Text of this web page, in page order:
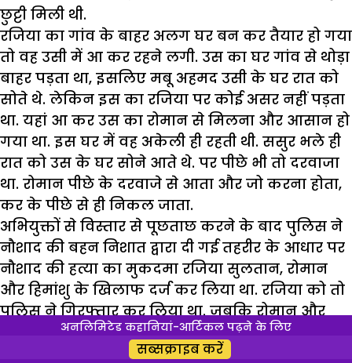
छुट्टी मिली थी.
रजिया का गांव के बाहर अलग घर बन कर तैयार हो गया
तो वह उसी में आ कर रहने लगी. उस का घर गांव से थोड़ा
बाहर पड़ता था, इसलिए मबू अहमद उसी के घर रात को
सोते थे. लेकिन इस का रजिया पर कोई असर नहीं पड़ता
था. यहां आ कर उस का रोमान से मिलना और आसान हो
गया था. इस घर में वह अकेली ही रहती थी. ससुर भले ही
रात को उस के घर सोने आते थे. पर पीछे भी तो दरवाजा
था. रोमान पीछे के दरवाजे से आता और जो करना होता,
कर के पीछे से ही निकल जाता.
अभियुक्तों से विस्तार से पूछताछ करने के बाद पुलिस ने
नौशाद की बहन निशात द्वारा दी गई तहरीर के आधार पर
नौशाद की हत्या का मुकदमा रजिया सुलतान, रोमान
और हिमांशु के खिलाफ दर्ज कर लिया था. रजिया को तो
पुलिस ने गिरफ्तार कर लिया था. जबकि रोमान और
हिमांशु फरार थे. अगले दिन फोन की लोकेशन के आधार
पर पुलिस ने रोमान को भी गिरफ्तार कर लिया था.
अनलिमिटेड कहानियां-आर्टिकल पढ़ने के लिए
सब्सक्राइब करें